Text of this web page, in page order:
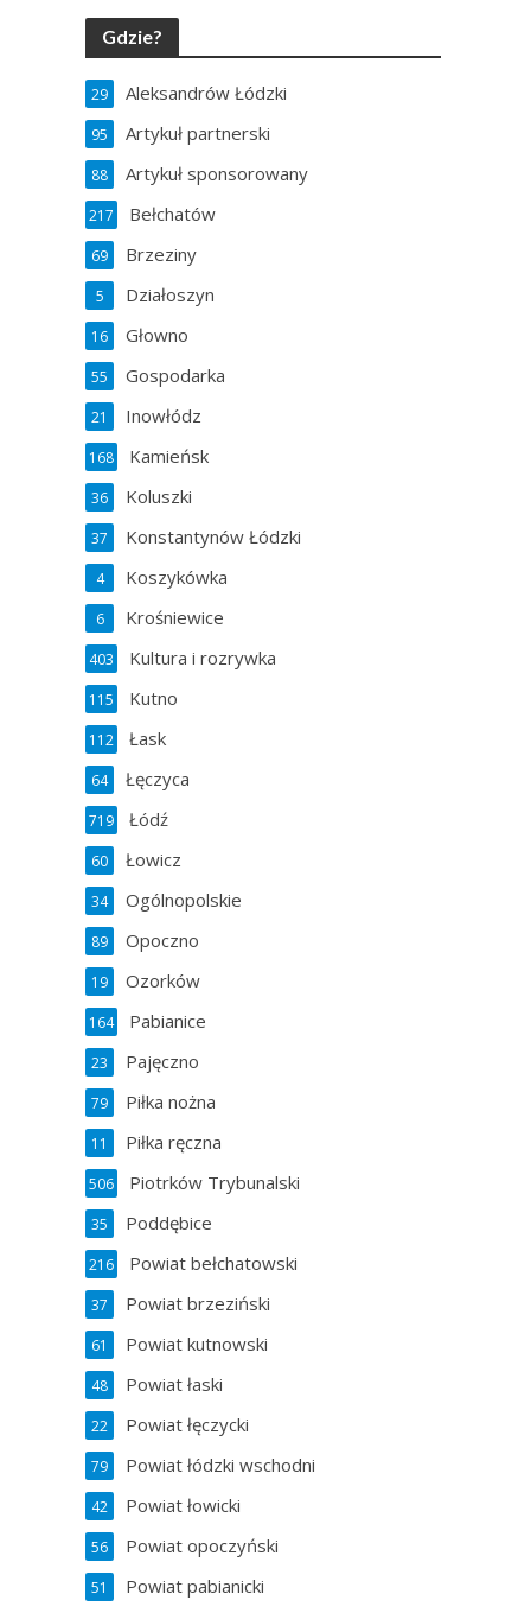
Gdzie?
Aleksandrów Łódzki
29
Artykuł partnerski
95
Artykuł sponsorowany
88
Bełchatów
217
Brzeziny
69
Działoszyn
5
Głowno
16
Gospodarka
55
Inowłódz
21
Kamieńsk
168
Koluszki
36
Konstantynów Łódzki
37
Koszykówka
4
Krośniewice
6
Kultura i rozrywka
403
Kutno
115
Łask
112
Łęczyca
64
Łódź
719
Łowicz
60
Ogólnopolskie
34
Opoczno
89
Ozorków
19
Pabianice
164
Pajęczno
23
Piłka nożna
79
Piłka ręczna
11
Piotrków Trybunalski
506
Poddębice
35
Powiat bełchatowski
216
Powiat brzeziński
37
Powiat kutnowski
61
Powiat łaski
48
Powiat łęczycki
22
Powiat łódzki wschodni
79
Powiat łowicki
42
Powiat opoczyński
56
Powiat pabianicki
51